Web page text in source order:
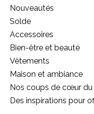
Nouveautés
Solde
Accessoires
Bien-être et beauté
Vêtements
Maison et ambiance
Nos coups de cœur
Des inspirations pour